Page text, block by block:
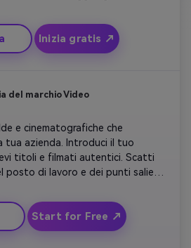
la tua offerta o un messaggio di
ritmico per adattarsi a
Reels o TikTok dove la
Inizia gratis ↗
del marchio Video
e cinematografiche che
tua azienda. Introduci il tuo
titoli e filmati autentici. Scatti
posto di lavoro e dei punti salienti
Concludi con un messaggio
che incoraggia il
Mantenetelo emotivo,
Start for Free ↗